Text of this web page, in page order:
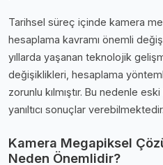
Tarihsel süreç içinde kamera
hesaplama kavramı önemli
yıllarda yaşanan teknolojik
değişiklikleri, hesaplama
zorunlu kılmıştır. Bu nedenle
yanıltıcı sonuçlar verebilmektedir.
Kamera Megapiksel
Neden Önemlidir?